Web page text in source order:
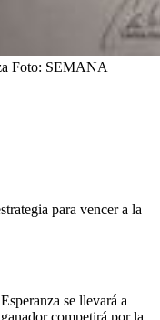
Foto: SEMANA
para vencer a la
se llevará a
competirá por la